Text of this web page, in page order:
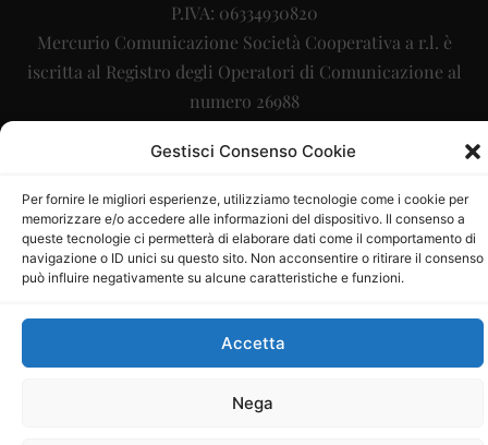
Gestisci Consenso Cookie
Per fornire le migliori esperienze, utilizziamo tecnologie come i cookie per
memorizzare e/o accedere alle informazioni del dispositivo. Il consenso a
queste tecnologie ci permetterà di elaborare dati come il comportamento di
navigazione o ID unici su questo sito. Non acconsentire o ritirare il consenso
può influire negativamente su alcune caratteristiche e funzioni.
Accetta
Nega
P.IVA: 06334930820
Mercurio Comunicazione Società Cooperativa a r.l. è
iscritta al Registro degli Operatori di Comunicazione al
numero 26988
Sito gestito daLa Digitale srl–info@ladigitale.it